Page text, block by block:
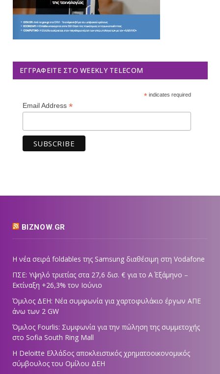
ΕΓΓΡΑΦΕΊΤΕ ΣΤΟ WEEKLY TELECOM
*indicates required
Email Address *
BIZNOW.GR
Η νέα σειρά foldables της Samsung διαθέσιμη στη Vodafone
ΠΣΕ: Υψηλό τριετίας στα 27,6 δισ. € για το Α΄ Εξάμηνο –
Εκτίναξη +26,3% τον Ιούνιο
Όμιλος ΔΕΗ: Νέα συμφωνία για χαρτοφυλάκιο έργων ΑΠΕ
άνω των 2 GW
Όμιλος Fourlis: Συμφωνία για την πώληση της συμμετοχής
στο Sofia South Ring Mall
Η Deloitte Ελλάδος αποκλειστικός χρηματοοικονομικός
σύμβουλος του Ομίλου ΔΕΗ